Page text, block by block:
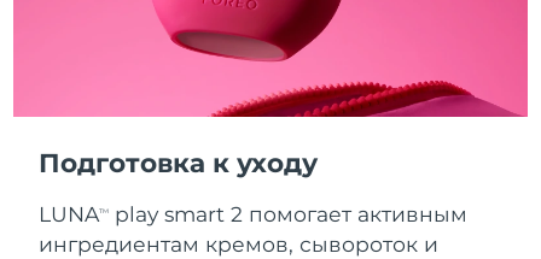
Подготовка к уходу
LUNATM
play smart 2 помогает активным
ингредиентам кремов, сывороток и
Ожидаемая дата доставки
Ожидаемая дата доставки
8/10/26
Пуэрто-Рико
Ожидаемая дата доставки
Катар
Ожидаемая дата доставки